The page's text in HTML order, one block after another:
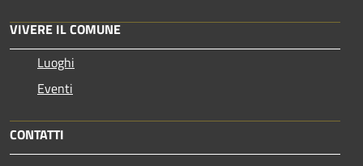
VIVERE IL COMUNE
Luoghi
Eventi
CONTATTI